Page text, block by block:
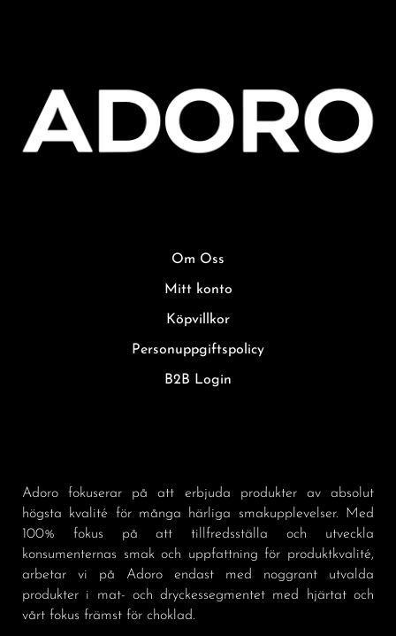
Om Oss
Mitt konto
Köpvillkor
Personuppgiftspolicy
B2B Login
Adoro fokuserar på att erbjuda produkter av absolut
högsta kvalité för många härliga smakupplevelser. Med
100% fokus på att tillfredsställa och utveckla
konsumenternas smak och uppfattning för produktkvalité,
arbetar vi på Adoro endast med noggrant utvalda
produkter i mat- och dryckessegmentet med hjärtat och
vårt fokus främst för choklad.